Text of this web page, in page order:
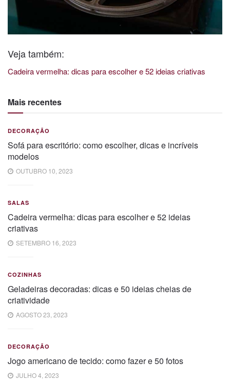
Veja também:
Cadeira vermelha: dicas para escolher e 52 ideias criativas
Mais recentes
DECORAÇÃO
Sofá para escritório: como escolher, dicas e incríveis
modelos
OUTUBRO 10, 2023
SALAS
Cadeira vermelha: dicas para escolher e 52 ideias
criativas
SETEMBRO 16, 2023
COZINHAS
Geladeiras decoradas: dicas e 50 ideias cheias de
criatividade
AGOSTO 23, 2023
DECORAÇÃO
Jogo americano de tecido: como fazer e 50 fotos
JULHO 4, 2023